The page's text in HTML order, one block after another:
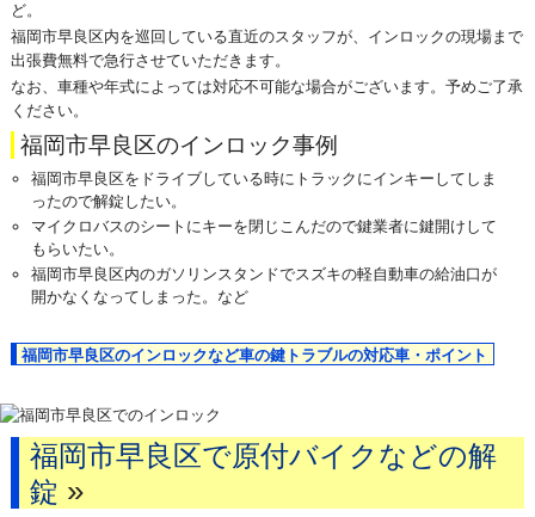
ど。
福岡市早良区内を巡回している直近のスタッフが、インロックの現場まで
出張費無料で急行させていただきます。
なお、車種や年式によっては対応不可能な場合がございます。予めご了承
ください。
福岡市早良区のインロック事例
福岡市早良区をドライブしている時にトラックにインキーしてしま
ったので解錠したい。
マイクロバスのシートにキーを閉じこんだので鍵業者に鍵開けして
もらいたい。
福岡市早良区内のガソリンスタンドでスズキの軽自動車の給油口が
開かなくなってしまった。など
福岡市早良区のインロックなど車の鍵トラブルの対応車・ポイント
福岡市早良区で原付バイクなどの解
錠 »